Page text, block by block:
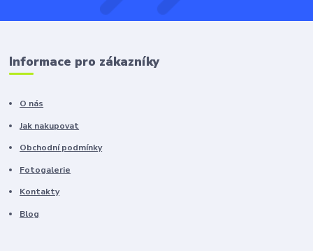
Informace pro zákazníky
O nás
Jak nakupovat
Obchodní podmínky
Fotogalerie
Kontakty
Blog